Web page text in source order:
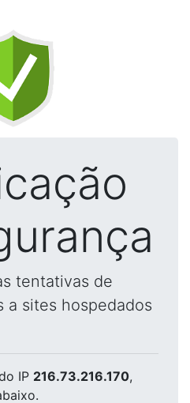
tentativas de
a sites hospedados
IP 216.73.216.170,